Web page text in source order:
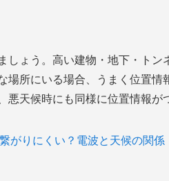
しょう。高い建物・地下・ト
場所にいる場合、うまく位置
悪天候時にも同様に位置情報が
がりにくい？電波と天候の関係